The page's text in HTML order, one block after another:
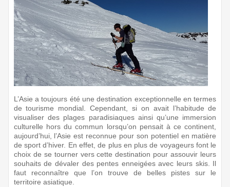
L’Asie a toujours été une destination exceptionnelle en termes
de tourisme mondial. Cependant, si on avait l’habitude de
visualiser des plages paradisiaques ainsi qu’une immersion
culturelle hors du commun lorsqu’on pensait à ce continent,
aujourd’hui, l’Asie est reconnue pour son potentiel en matière
de sport d’hiver. En effet, de plus en plus de voyageurs font le
choix de se tourner vers cette destination pour assouvir leurs
souhaits de dévaler des pentes enneigées avec leurs skis. Il
faut reconnaître que l’on trouve de belles pistes sur le
territoire asiatique.